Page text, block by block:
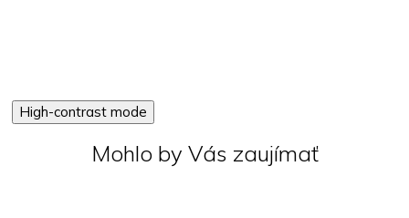
High-contrast mode
Mohlo by Vás zaujímať